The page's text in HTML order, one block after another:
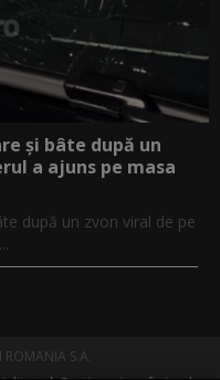
și bâte după un
a ajuns pe masa
după un zvon viral de pe
S.A.